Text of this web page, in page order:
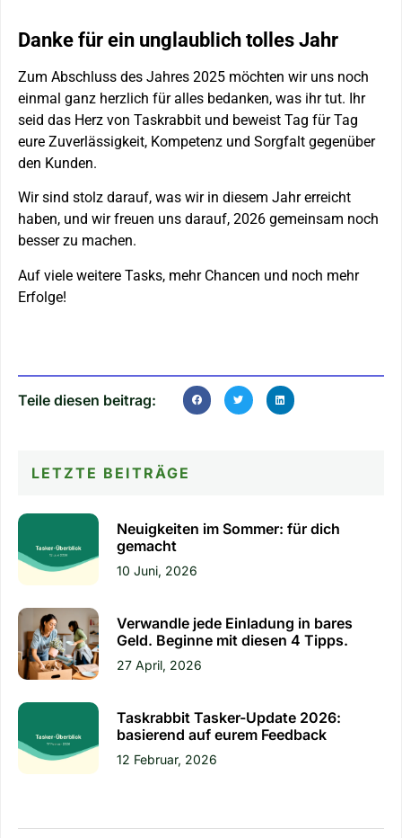
Danke für ein unglaublich tolles Jahr
Zum Abschluss des Jahres 2025 möchten wir uns noch
einmal ganz herzlich für alles bedanken, was ihr tut. Ihr
seid das Herz von Taskrabbit und beweist Tag für Tag
eure Zuverlässigkeit, Kompetenz und Sorgfalt gegenüber
den Kunden.
Wir sind stolz darauf, was wir in diesem Jahr erreicht
haben, und wir freuen uns darauf, 2026 gemeinsam noch
besser zu machen.
Auf viele weitere Tasks, mehr Chancen und noch mehr
Erfolge!
Teile diesen beitrag:
LETZTE BEITRÄGE
Neuigkeiten im Sommer: für dich
gemacht
10 Juni, 2026
Verwandle jede Einladung in bares
Geld. Beginne mit diesen 4 Tipps.
27 April, 2026
Taskrabbit Tasker-Update 2026:
basierend auf eurem Feedback
12 Februar, 2026